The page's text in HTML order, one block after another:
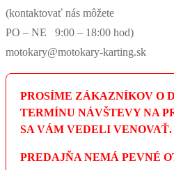
(kontaktovať nás môžete
PO – NE 9:00 – 18:00 hod)
motokary@motokary-karting.sk
PROSÍME ZÁKAZNÍKOV O
TERMÍNU NÁVŠTEVY NA
SA VÁM VEDELI VENOVAŤ.
PREDAJŇA NEMÁ PEVNÉ